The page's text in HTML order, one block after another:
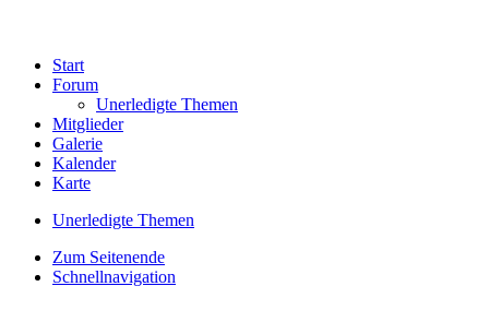
Start
Forum
Unerledigte Themen
Mitglieder
Galerie
Kalender
Karte
Unerledigte Themen
Zum Seitenende
Schnellnavigation